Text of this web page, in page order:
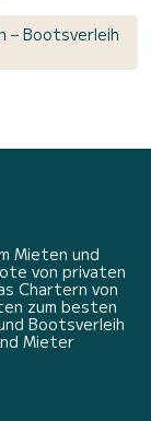
– Bootsverleih
Mieten und
von privaten
Chartern von
zum besten
Bootsverleih
Mieter